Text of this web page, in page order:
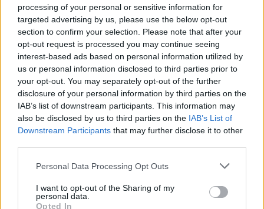
processing of your personal or sensitive information for
targeted advertising by us, please use the below opt-out
section to confirm your selection. Please note that after your
opt-out request is processed you may continue seeing
interest-based ads based on personal information utilized by
us or personal information disclosed to third parties prior to
your opt-out. You may separately opt-out of the further
disclosure of your personal information by third parties on the
IAB’s list of downstream participants. This information may
also be disclosed by us to third parties on the IAB’s List of
Downstream Participants that may further disclose it to other
Please note that this website/app uses one or more Google
not limited to your visit or usage behaviour. You may click to
grant or deny consent to Google and its third-party tags to
Personal Data Processing Opt Outs
I want to opt-out of the Sharing of my
personal data.
Opted In
αγάπη στους γονείς και η διαφωνία με την
αδερφή του
4Ιωάννα Τούνη: Η throwback φωτογραφία
από την Ίμπιζα με τον Δημήτρη
Σπυριδωνίδη
5Τραγωδία στις Σέρρες: «Τα έχασα όλα, κάτι
με τράβαγε στην καρδιά μου», λέει ο
άνδρας που έχασε σύζυγο και γιο στο
τροχαίο
Πιο σχολιασμένα
Marfin: Η 46χρονη πήρε προθεσμία για
συμμετείχε στη διαδήλωση όπως και
100.000 άτομα»